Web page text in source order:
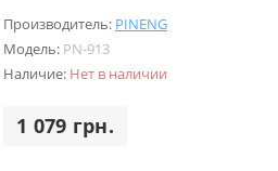
Производитель: PINENG
Модель: PN-913
Наличие: Нет в наличии
1 079 грн.